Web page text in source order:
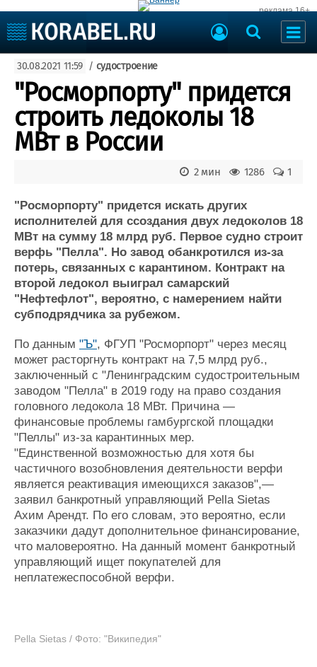
реклама 16+
Судоходство
Судоремонт
События
Порты
Рыболовство
ВМФ
Судостроение
Пульс
Новости
Компании
Репутация
Работа
Крюинг
Реклама
Торговая площадка
Доска объявлений
Продажа флота
Оборудование
Изделия
Материалы
Услуги
Конференции
Выставки и семинары
Личности
Словарь
Флот
Галерея флота
Форум
Отзывы
Все службы
30.08.2021 11:59 / судостроение
"Росморпорту" придется
строить ледоколы 18
МВт в России
1
1286
2 мин
"Росморпорту" придется искать других
исполнителей для ссоздания двух ледоколов 18
МВт на сумму 18 млрд руб. Первое судно строит
верфь "Пелла". Но завод обанкротился из-за
потерь, связанных с карантином. Контракт на
второй ледокол выиграл самарский
"Нефтефлот", вероятно, с намерением найти
субподрядчика за рубежом.
По данным "Ъ", ФГУП "Росморпорт" через месяц
может расторгнуть контракт на 7,5 млрд руб.,
заключенный с "Ленинградским судостроительным
заводом "Пелла" в 2019 году на право создания
головного ледокола 18 МВт. Причина —
финансовые проблемы гамбургской площадки
"Пеллы" из-за карантинных мер.
"Единственной возможностью для хотя бы
частичного возобновления деятельности верфи
является реактивация имеющихся заказов",—
заявил банкротный управляющий Pella Sietas
Ахим Арендт. По его словам, это вероятно, если
заказчики дадут дополнительное финансирование,
что маловероятно. На данный момент банкротный
управляющий ищет покупателей для
неплатежеспособной верфи.
Pella Sietas / Фото: "Википедия"